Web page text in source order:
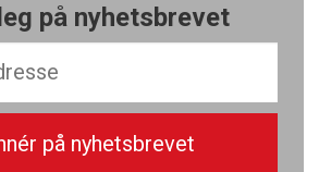
på nyhetsbrevet